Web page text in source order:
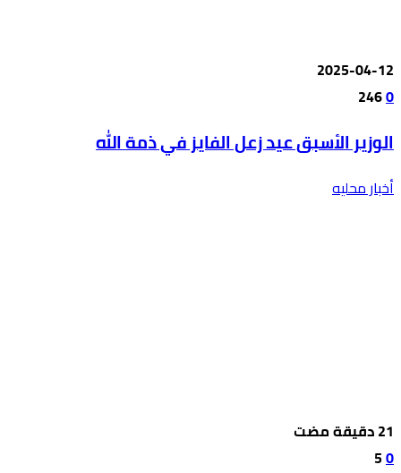
2025-04-12
0
246
الوزير الأسبق عيد زعل الفايز في ذمة الله
أخبار محليه
0
5